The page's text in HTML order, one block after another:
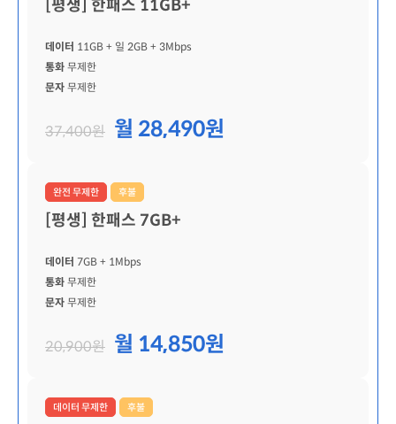
[평생] 한패스 11GB+
데이터 11GB + 일 2GB + 3Mbps
통화 무제한
문자 무제한
37,400원 월 28,490원
완전 무제한 후불
[평생] 한패스 7GB+
데이터 7GB + 1Mbps
통화 무제한
문자 무제한
20,900원 월 14,850원
데이터 무제한 후불